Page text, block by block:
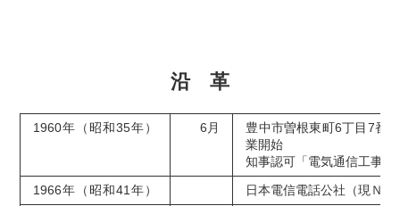
沿 革
1960年（昭和35年） 6月
豊中市曽根東町6丁目7番
業開始
知事認可「電気通信工事業
1966年（昭和41年）
日本電信電話公社（現Ｎ